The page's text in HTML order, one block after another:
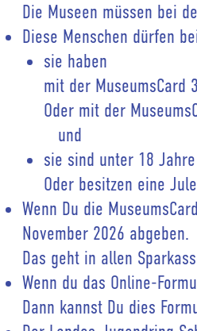
Die Museen müssen bei
Diese Menschen dürfen
sie haben
mit der MuseumsCard
Oder mit der
und
sie sind unter 18
Oder besitzen eine
Wenn Du die
November 2026 abgeben.
Das geht in allen
Wenn du das Online-
Dann kannst Du dies